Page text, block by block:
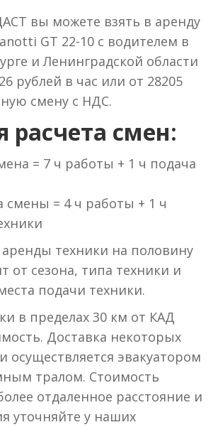
вы можете взять в аренду
GT 22-10 с водителем в
и Ленинградской области
рублей в час или от 28205
смену с НДС.
расчета смен:
= 7 ч работы + 1 ч подача
смены = 4 ч работы + 1 ч
техники на половину
от сезона, типа техники и
подачи техники.
в пределах 30 км от КАД
Доставка некоторых
осуществляется эвакуатором
тралом. Стоимость
отдаленное расстояние и
уточняйте у наших